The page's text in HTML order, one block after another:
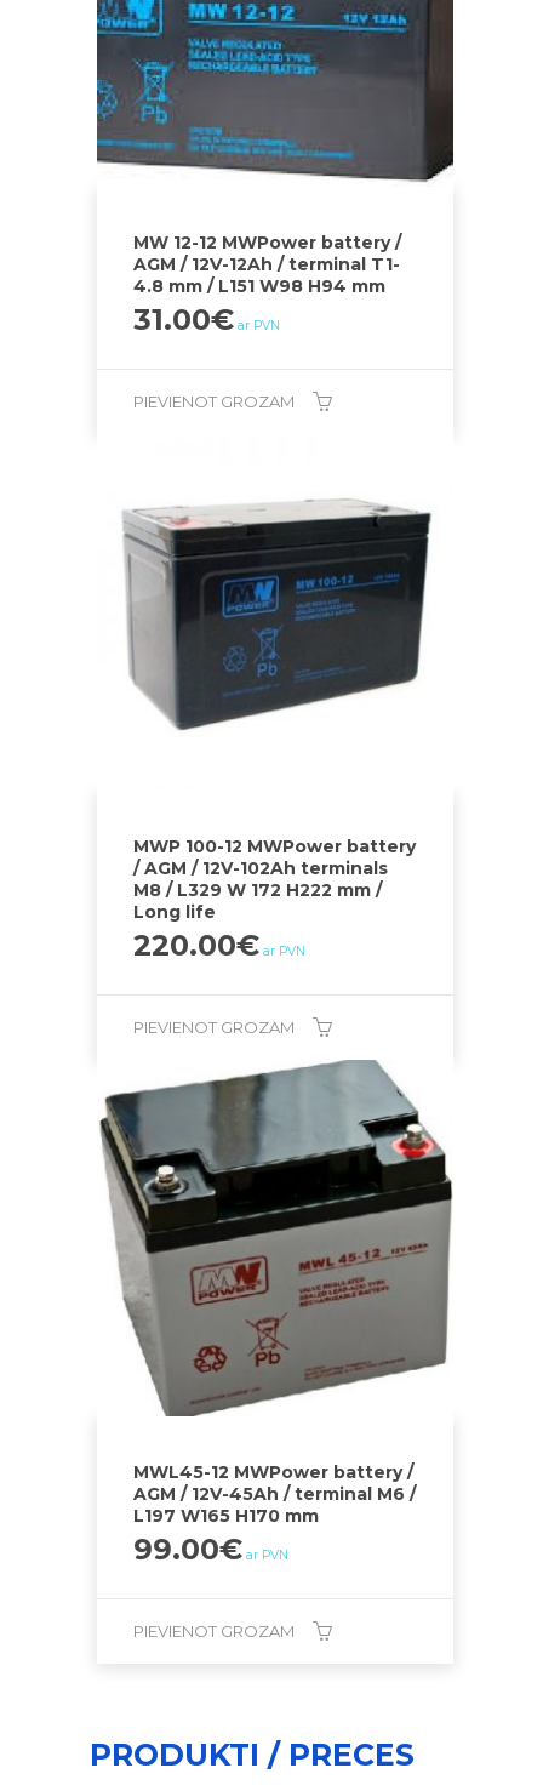
MW 12-12 MWPower battery /
AGM / 12V-12Ah / terminal T1-
4.8 mm / L151 W98 H94 mm
31.00€ ar PVN
PIEVIENOT GROZAM
MWP 100-12 MWPower battery
/ AGM / 12V-102Ah terminals
M8 / L329 W 172 H222 mm /
Long life
220.00€ ar PVN
PIEVIENOT GROZAM
MWL45-12 MWPower battery /
AGM / 12V-45Ah / terminal M6 /
L197 W165 H170 mm
99.00€ ar PVN
PIEVIENOT GROZAM
PRODUKTI / PRECES